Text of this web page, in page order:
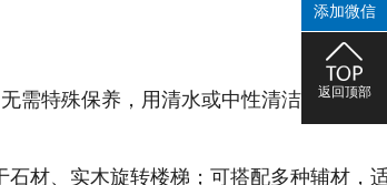
需特殊保养，用清水或中性清洁剂擦拭即
材、实木旋转楼梯；可搭配多种辅材，
添加微信
返回顶部